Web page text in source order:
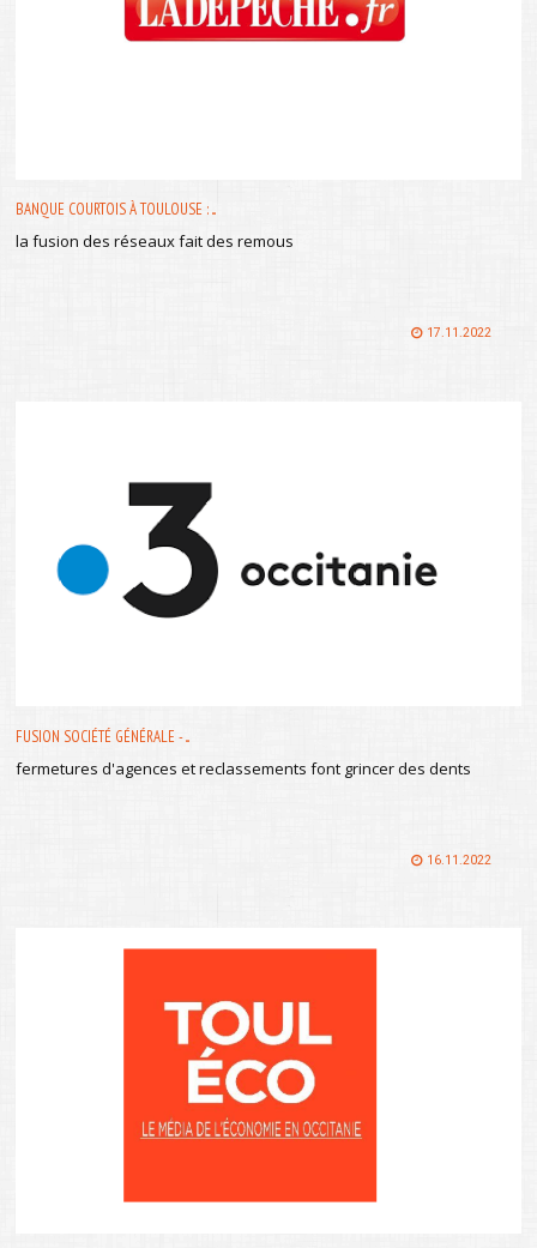
BANQUE COURTOIS À TOULOUSE : ...
la fusion des réseaux fait des remous
17.11.2022
FUSION SOCIÉTÉ GÉNÉRALE - ...
fermetures d'agences et reclassements font grincer des dents
16.11.2022